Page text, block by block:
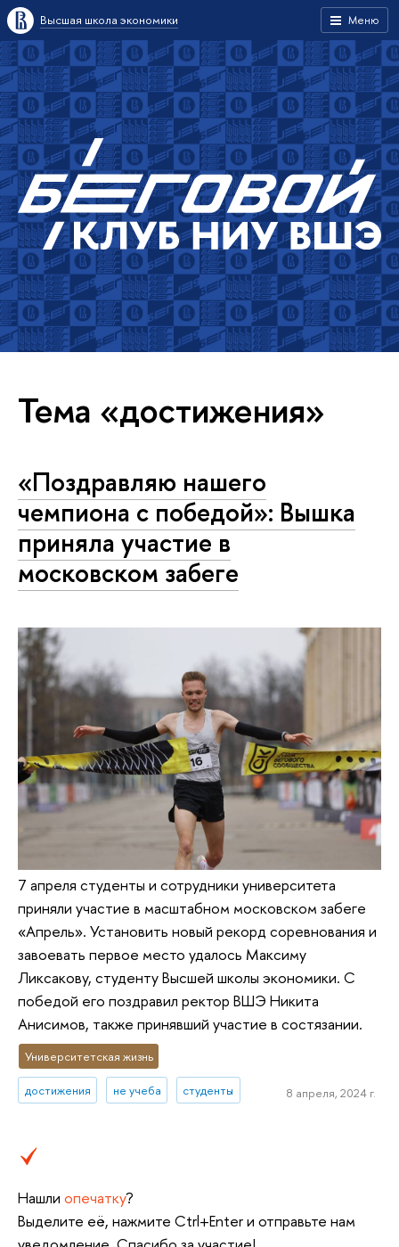
Меню
Высшая школа экономики
Тема «достижения»
«Поздравляю нашего
чемпиона с победой»: Вышка
приняла участие в
московском забеге
7 апреля студенты и сотрудники университета
приняли участие в масштабном московском забеге
«Апрель». Установить новый рекорд соревнования и
завоевать первое место удалось Максиму
Ликсакову, студенту Высшей школы экономики. С
победой его поздравил ректор ВШЭ Никита
Анисимов, также принявший участие в состязании.
Университетская жизнь
достижения не учеба студенты 8 апреля, 2024 г.
Нашли опечатку?
Выделите её, нажмите Ctrl+Enter и отправьте нам